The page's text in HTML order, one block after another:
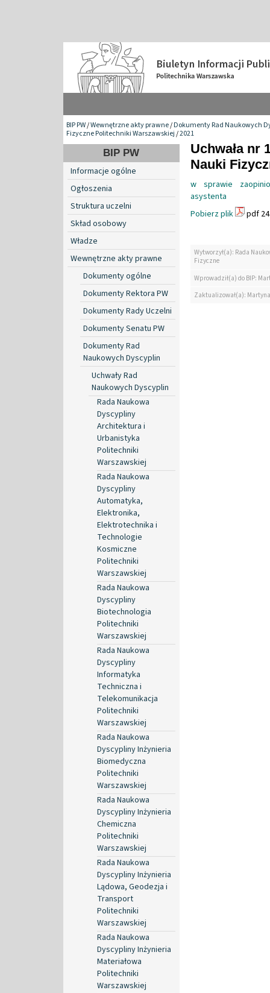
BIP PW/Wewnętrzne akty prawne/Dokumenty Rad Naukowych
Fizyczne Politechniki Warszawskiej/2021
BIP PW
Informacje ogólne
Ogłoszenia
Struktura uczelni
Skład osobowy
Władze
Wewnętrzne akty prawne
Dokumenty ogólne
Dokumenty Rektora PW
Dokumenty Rady Uczelni
Dokumenty Senatu PW
Dokumenty Rad
Naukowych Dyscyplin
Uchwały Rad
Naukowych Dyscyplin
Rada Naukowa
Dyscypliny
Architektura i
Urbanistyka
Politechniki
Warszawskiej
Rada Naukowa
Dyscypliny
Automatyka,
Elektronika,
Elektrotechnika i
Technologie
Kosmiczne
Politechniki
Warszawskiej
Rada Naukowa
Dyscypliny
Biotechnologia
Politechniki
Warszawskiej
Rada Naukowa
Dyscypliny
Informatyka
Techniczna i
Telekomunikacja
Politechniki
Warszawskiej
Rada Naukowa
Dyscypliny Inżynieria
Biomedyczna
Politechniki
Warszawskiej
Rada Naukowa
Dyscypliny Inżynieria
Chemiczna
Politechniki
Warszawskiej
Rada Naukowa
Dyscypliny Inżynieria
Lądowa, Geodezja i
Transport
Politechniki
Warszawskiej
Rada Naukowa
Dyscypliny Inżynieria
Materiałowa
Politechniki
Warszawskiej
Uchwała nr
Nauki
w sprawie
asystenta
Pobierz plik
pdf
Wytworzył(a): Rada
Fizyczne
Wprowadził(a) do BIP:
Zaktualizował(a):